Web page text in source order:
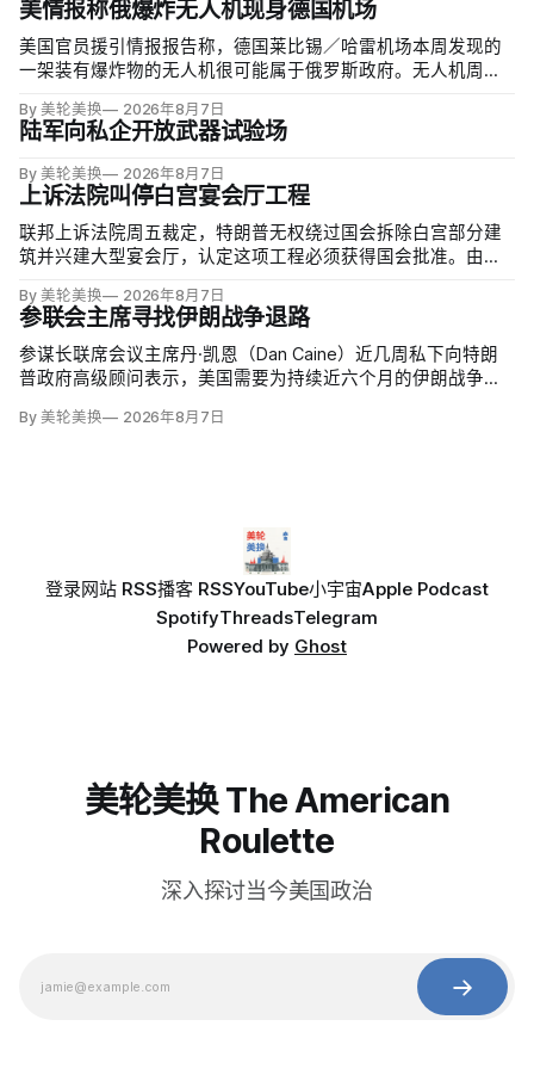
美情报称俄爆炸无人机现身德国机场
美国官员援引情报报告称，德国莱比锡／哈雷机场本周发现的
一架装有爆炸物的无人机很可能属于俄罗斯政府。无人机周二
此关闭整夜；当局还调查另一不明物体，该物体在一架货机中
止降落后与机身相撞，造成轻微损伤。
By 美轮美换 2026年8月7日
陆军向私企开放武器试验场
By 美轮美换 2026年8月7日
上诉法院叫停白宫宴会厅工程
联邦上诉法院周五裁定，特朗普无权绕过国会拆除白宫部分建
筑并兴建大型宴会厅，认定这项工程必须获得国会批准。由奥
的布拉德利·加西亚法官（Bradley Garcia）组成多数意见，称
以行政行动夺走人民代表对…
By 美轮美换 2026年8月7日
参联会主席寻找伊朗战争退路
参谋长联席会议主席丹·凯恩（Dan Caine）近几周私下向特朗
普政府高级顾问表示，美国需要为持续近六个月的伊朗战争寻
兰接受特朗普设定的目标。
By 美轮美换 2026年8月7日
登录网站 RSS播客 RSSYouTube小宇宙Apple Podcast
SpotifyThreadsTelegram
Powered by Ghost
美轮美换 The American
Roulette
深入探讨当今美国政治